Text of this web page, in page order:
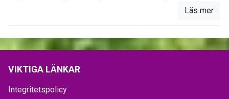
Läs mer
VIKTIGA LÄNKAR
Integritetspolicy